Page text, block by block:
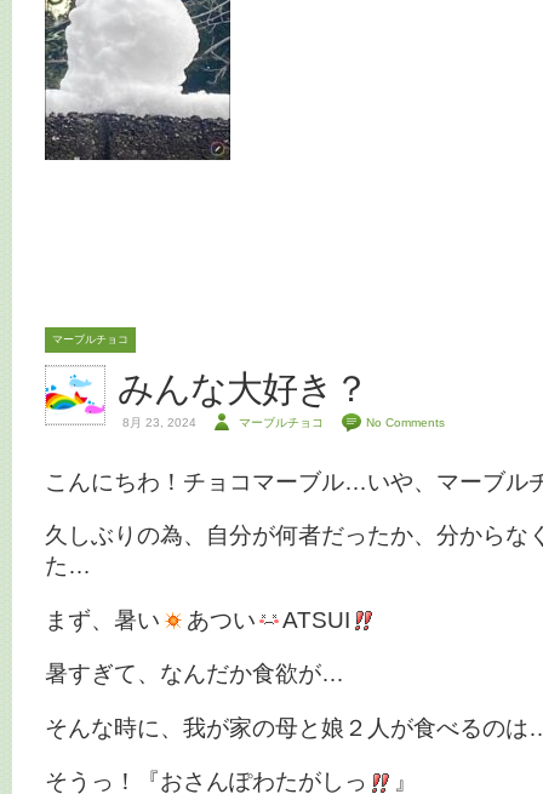
マーブルチョコ
みんな大好き？
8月 23, 2024 マーブルチョコ No Comments
こんにちわ！チョコマーブル…いや、マーブル
久しぶりの為、自分が何者だったか、分からな
た…
まず、暑い あつい ATSUI
暑すぎて、なんだか食欲が…
そんな時に、我が家の母と娘２人が食べるのは
そうっ！『おさんぽわたがしっ 』